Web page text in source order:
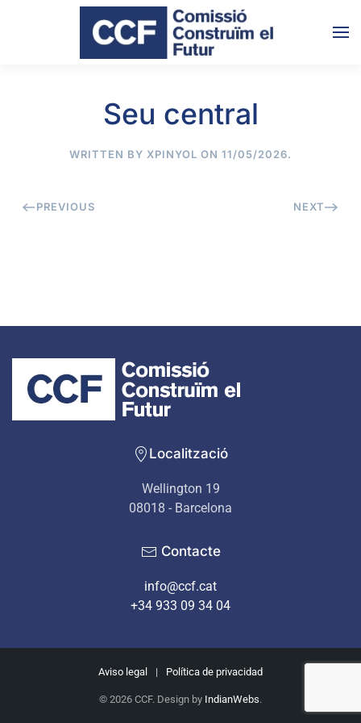
Skip to main content
Seu central
WRITTEN BY XPINYOL ON 11/05/2026.
PREVIOUS NEXT
Localització
Wellington 19
08018 - Barcelona
Contacte
info@ccf.cat
+34 933 09 34 04
Aviso legal | Política de privacidad
© 2026 CCF. Design by IndianWebs.